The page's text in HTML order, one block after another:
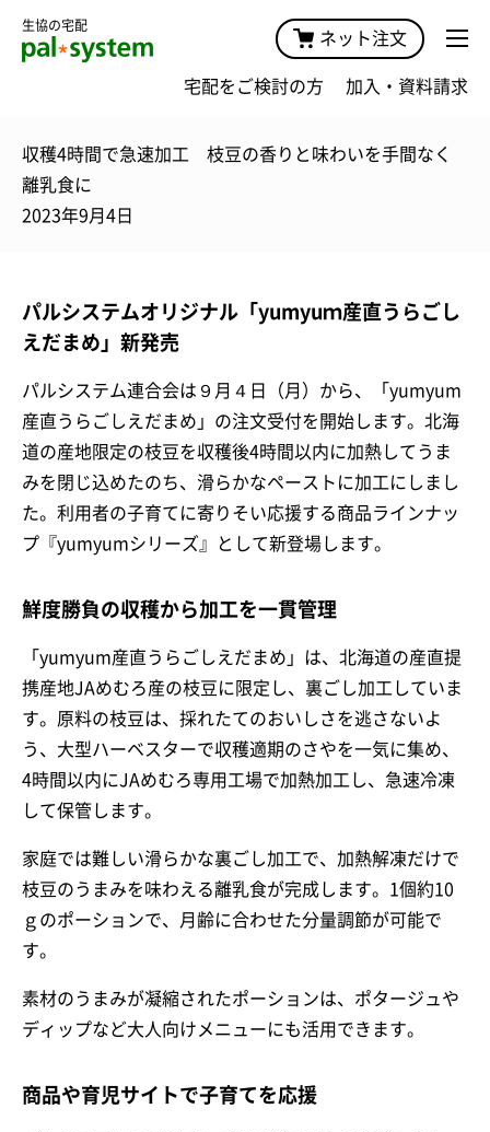
生協の宅配
ネット注文
宅配をご検討の方 加入・資料請求
収穫4時間で急速加工 枝豆の香りと味わいを手間なく
離乳食に
2023年9月4日
パルシステムオリジナル「yumyuｍ産直うらごし
えだまめ」新発売
パルシステム連合会は９月４日（月）から、「yumyum
産直うらごしえだまめ」の注文受付を開始します。北海
道の産地限定の枝豆を収穫後4時間以内に加熱してうま
みを閉じ込めたのち、滑らかなペーストに加工にしまし
た。利用者の子育てに寄りそい応援する商品ラインナッ
プ『yumyumシリーズ』として新登場します。
鮮度勝負の収穫から加工を一貫管理
「yumyum産直うらごしえだまめ」は、北海道の産直提
携産地JAめむろ産の枝豆に限定し、裏ごし加工していま
す。原料の枝豆は、採れたてのおいしさを逃さないよ
う、大型ハーベスターで収穫適期のさやを一気に集め、
4時間以内にJAめむろ専用工場で加熱加工し、急速冷凍
して保管します。
家庭では難しい滑らかな裏ごし加工で、加熱解凍だけで
枝豆のうまみを味わえる離乳食が完成します。1個約10
ｇのポーションで、月齢に合わせた分量調節が可能で
す。
素材のうまみが凝縮されたポーションは、ポタージュや
ディップなど大人向けメニューにも活用できます。
商品や育児サイトで子育てを応援